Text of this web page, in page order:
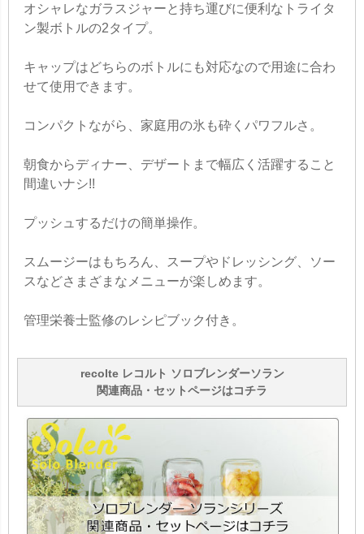
オシャレなガラスジャーと持ち運びに便利なトライタ
ン製ボトルの2タイプ。
キャップはどちらのボトルにも対応なので用途に合わ
せて使用できます。
コンパクトながら、家庭用の氷も砕くパワフルさ。
朝食からディナー、デザートまで幅広く活躍すること
間違いナシ!!
プッシュするだけの簡単操作。
スムージーはもちろん、スープやドレッシング、ソー
スなどさまざまなメニューが楽しめます。
管理栄養士監修のレシピブック付き。
recolte レコルト ソロブレンダーソラン
関連商品・セットページはコチラ